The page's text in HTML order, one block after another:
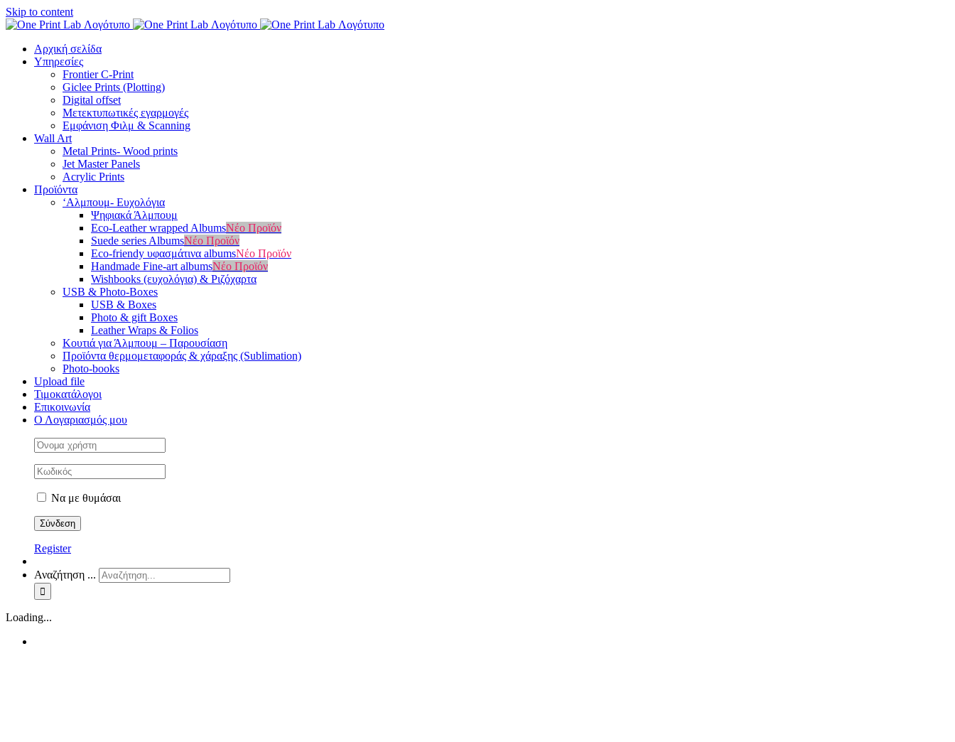
Skip to content
Αρχική σελίδα
Υπηρεσίες
Frontier C-Print
Giclee Prints (Plotting)
Digital offset
Μετεκτυπωτικές εγαρμογές
Εμφάνιση Φιλμ & Scanning
Wall Art
Metal Prints- Wood prints
Jet Master Panels
Acrylic Prints
Προϊόντα
‘Αλμπουμ- Ευχολόγια
Ψηφιακά Άλμπουμ
Eco-Leather wrapped AlbumsΝέο Προϊόν
Suede series AlbumsΝέο Προϊόν
Eco-friendy υφασμάτινα albumsΝέο Προϊόν
Handmade Fine-art albumsΝέο Προϊόν
Wishbooks (ευχολόγια) & Ριζόχαρτα
USB & Photo-Boxes
USB & Boxes
Photo & gift Boxes
Leather Wraps & Folios
Κουτιά για Άλμπουμ – Παρουσίαση
Προϊόντα θερμομεταφοράς & χάραξης (Sublimation)
Photo-books
Upload file
Τιμοκατάλογοι
Επικοινωνία
Ο Λογαριασμός μου
Να με θυμάσαι
Register
Αναζήτηση ...
Loading...